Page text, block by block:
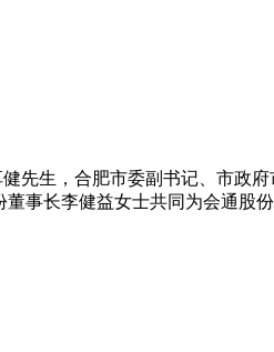
先生，合肥市委副书记、市政
事长李健益女士共同为会通股